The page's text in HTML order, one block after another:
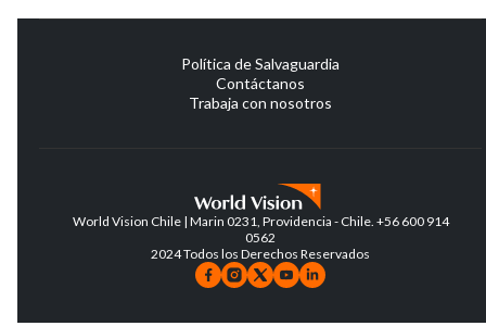
Política de Salvaguardia
Contáctanos
Trabaja con nosotros
World Vision Chile | Marin 0231, Providencia - Chile. +56 600 914
0562
2024 Todos los Derechos Reservados